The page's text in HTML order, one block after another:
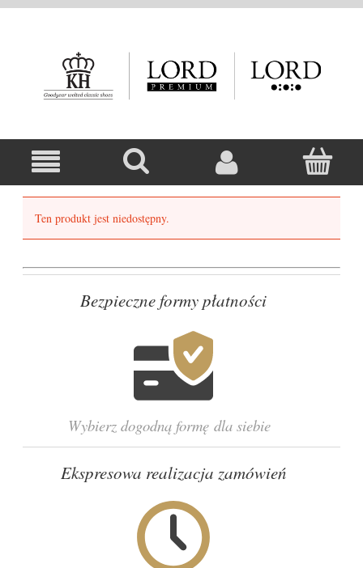
Ten produkt jest niedostępny.
Bezpieczne formy płatności
Wybierz dogodną formę dla siebie
Ekspresowa realizacja zamówień